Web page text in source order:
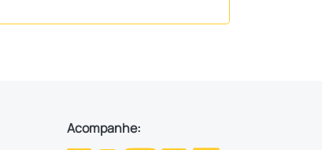
Acompanhe: